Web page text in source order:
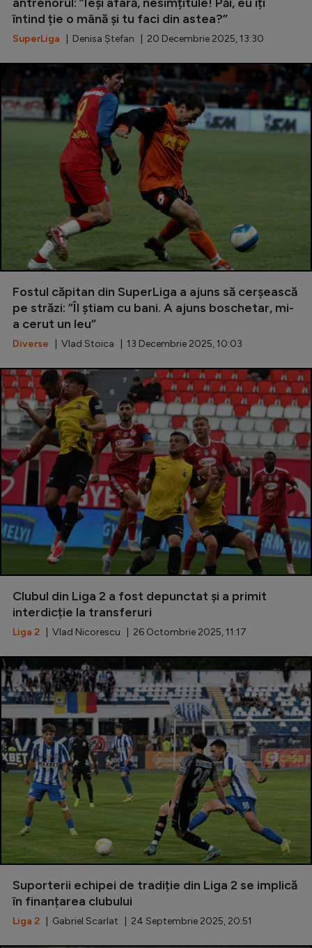
întind ție o mână și tu faci din astea?”
SuperLiga | Denisa Ștefan | 20 Decembrie 2025, 13:30
Fostul căpitan din SuperLiga a ajuns să cerșească
pe străzi: ”Îl știam cu bani. A ajuns boschetar, mi-
a cerut un leu”
Diverse | Vlad Stoica | 13 Decembrie 2025, 10:03
Clubul din Liga 2 a fost depunctat și a primit
interdicție la transferuri
Liga 2 | Vlad Nicorescu | 26 Octombrie 2025, 11:17
Suporterii echipei de tradiție din Liga 2 se implică
în finanțarea clubului
Liga 2 | Gabriel Scarlat | 24 Septembrie 2025, 20:51